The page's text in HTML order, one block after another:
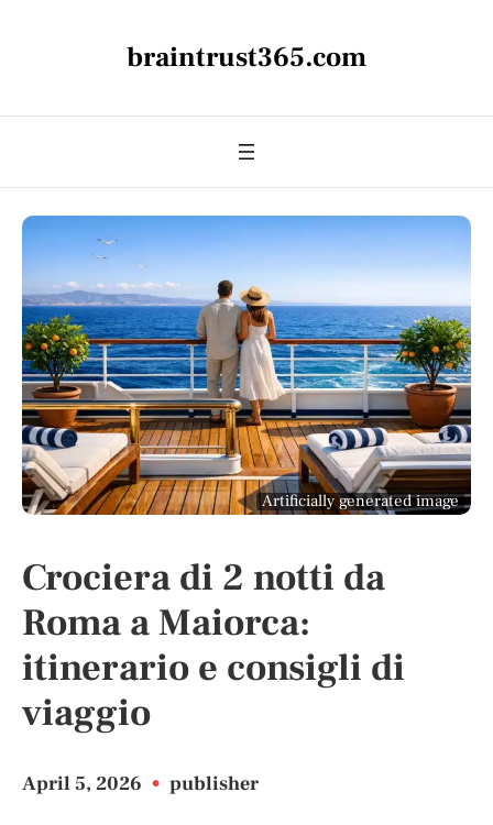
braintrust365.com
Artificially generated image
Crociera di 2 notti da
Roma a Maiorca:
itinerario e consigli di
viaggio
April 5, 2026 • publisher